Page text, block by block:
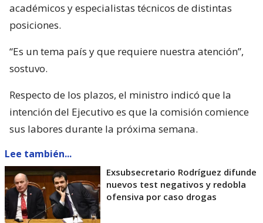
académicos y especialistas técnicos de distintas
posiciones.
“Es un tema país y que requiere nuestra atención”,
sostuvo.
Respecto de los plazos, el ministro indicó que la
intención del Ejecutivo es que la comisión comience
sus labores durante la próxima semana.
Lee también...
Exsubsecretario Rodríguez difunde
nuevos test negativos y redobla
ofensiva por caso drogas